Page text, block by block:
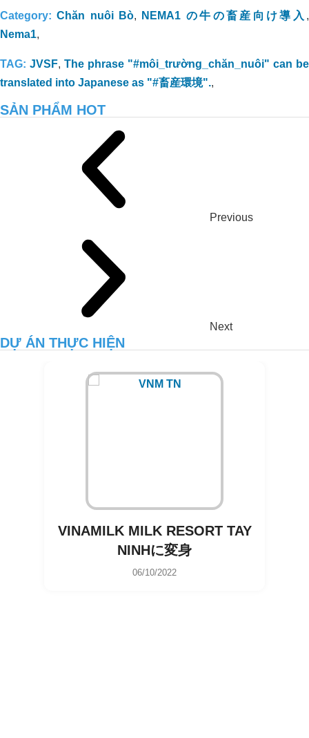
Category: Chăn nuôi Bò, NEMA1 の牛の畜産向け導入 ,
Nema1,
TAG: JVSF, The phrase "#môi_trường_chăn_nuôi" can be
translated into Japanese as "#畜産環境".,
SẢN PHẨM HOT
Previous
Next
DỰ ÁN THỰC HIỆN
VINAMILK MILK RESORT TAY
NINHに変身
06/10/2022